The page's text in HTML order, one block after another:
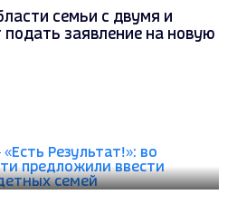
семьи с двумя и
заявление на новую